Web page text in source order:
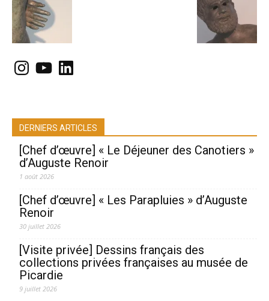
Instagram
YouTubeLinkedIn
DERNIERS ARTICLES
[Chef d’œuvre] « Le Déjeuner des Canotiers »
d’Auguste Renoir
1 août 2026
[Chef d’œuvre] « Les Parapluies » d’Auguste
Renoir
30 juillet 2026
[Visite privée] Dessins français des
collections privées françaises au musée de
Picardie
9 juillet 2026